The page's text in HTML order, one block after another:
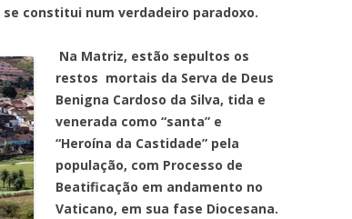
constitui num verdadeiro paradoxo.
Na Matriz, estão sepultos os
restos mortais da Serva de Deus
Benigna Cardoso da Silva, tida e
venerada como “santa” e
“Heroína da Castidade” pela
população, com Processo de
Beatificação em andamento no
Vaticano, em sua fase Diocesana.